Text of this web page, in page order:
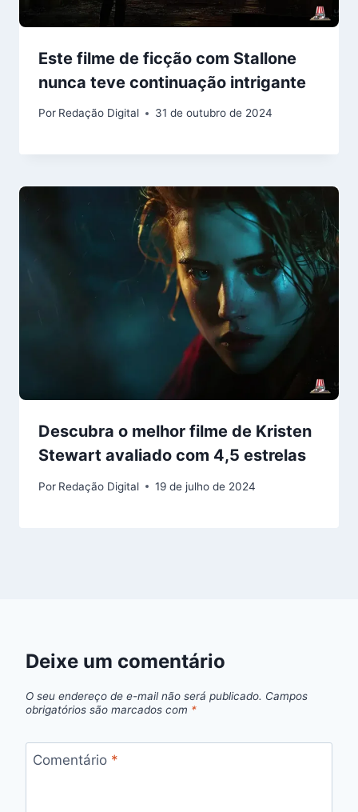
Este filme de ficção com Stallone
nunca teve continuação intrigante
Por Redação Digital 31 de outubro de 2024
Descubra o melhor filme de Kristen
Stewart avaliado com 4,5 estrelas
Por Redação Digital 19 de julho de 2024
Deixe um comentário
O seu endereço de e-mail não será publicado. Campos
obrigatórios são marcados com *
Comentário *